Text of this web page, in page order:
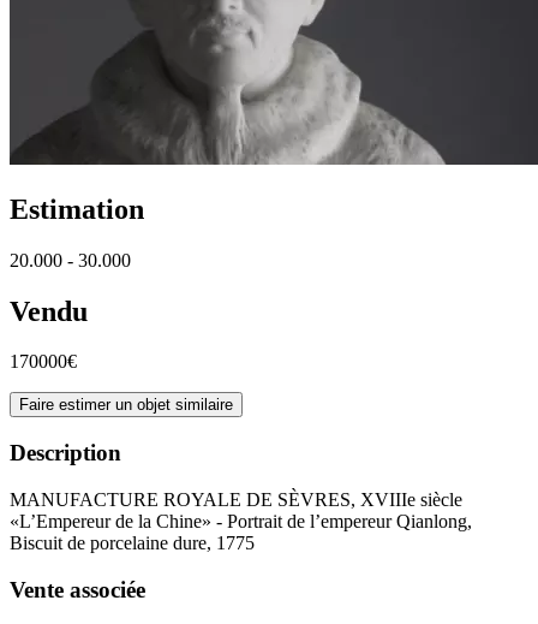
Estimation
20.000 - 30.000
Vendu
170000€
Faire estimer un objet similaire
Description
MANUFACTURE ROYALE DE SÈVRES, XVIIIe siècle
«L’Empereur de la Chine» - Portrait de l’empereur Qianlong,
Biscuit de porcelaine dure, 1775
Vente associée